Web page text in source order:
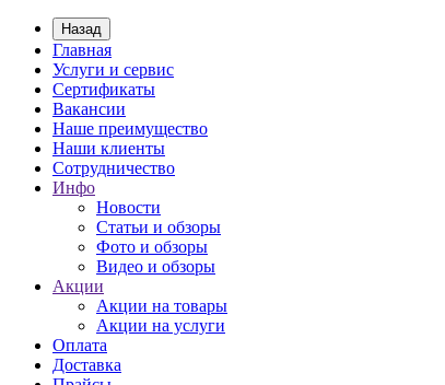
Назад
Главная
Услуги и сервис
Сертификаты
Вакансии
Наше преимущество
Наши клиенты
Сотрудничество
Инфо
Новости
Статьи и обзоры
Фото и обзоры
Видео и обзоры
Акции
Акции на товары
Акции на услуги
Оплата
Доставка